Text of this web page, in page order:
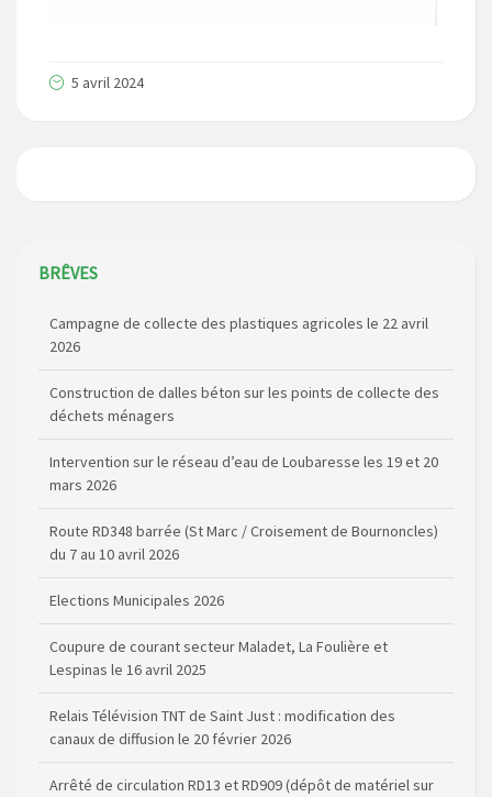
5 avril 2024
BRÊVES
Campagne de collecte des plastiques agricoles le 22 avril
2026
Construction de dalles béton sur les points de collecte des
déchets ménagers
Intervention sur le réseau d’eau de Loubaresse les 19 et 20
mars 2026
Route RD348 barrée (St Marc / Croisement de Bournoncles)
du 7 au 10 avril 2026
Elections Municipales 2026
Coupure de courant secteur Maladet, La Foulière et
Lespinas le 16 avril 2025
Relais Télévision TNT de Saint Just : modification des
canaux de diffusion le 20 février 2026
Arrêté de circulation RD13 et RD909 (dépôt de matériel sur